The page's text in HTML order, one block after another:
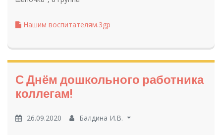
Нашим воспитателям.3gp
С Днём дошкольного работника
коллегам!
26.09.2020 Балдина И.В.